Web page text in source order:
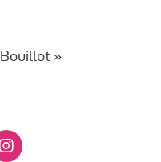
Bouillot »